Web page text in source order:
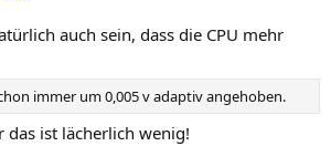
auch sein, dass die CPU mehr
immer um 0,005 v adaptiv angehoben.
das ist lächerlich wenig!